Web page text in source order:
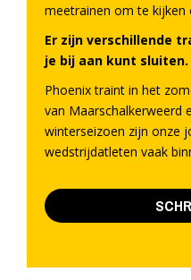
meetrainen om te kijken
Er zijn verschillende
je bij aan kunt sluiten.
Phoenix traint in het
van Maarschalkerweerd
winterseizoen zijn onze
wedstrijdatleten vaak